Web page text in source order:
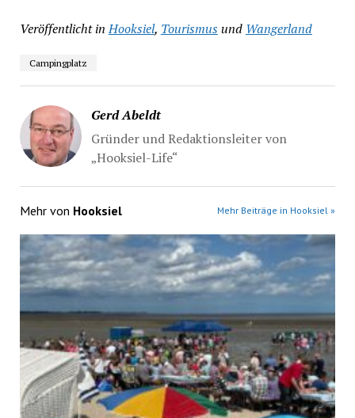
Veröffentlicht in Hooksiel, Tourismusund Wangerland
Campingplatz
Gerd Abeldt
Gründer und Redaktionsleiter von
„Hooksiel-Life“
Mehr von Hooksiel Mehr Beiträge in Hooksiel »